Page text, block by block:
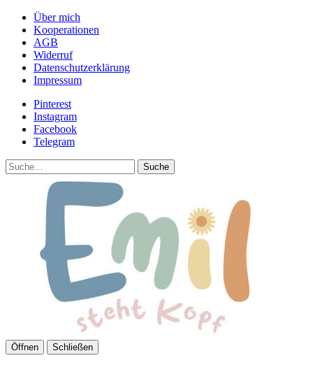
Über mich
Kooperationen
AGB
Widerruf
Datenschutzerklärung
Impressum
Pinterest
Instagram
Facebook
Telegram
Suche
Öffnen Schließen